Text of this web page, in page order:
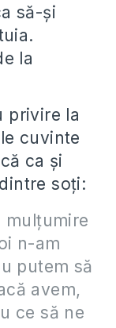
să-și
la
privire la
cuvinte
ca și
soți:
mulţumire
n-am
putem să
avem,
ce să ne